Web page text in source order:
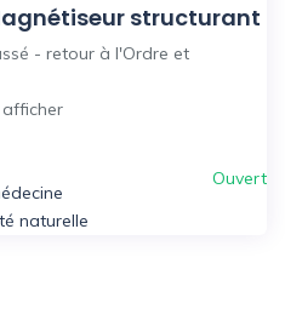
structurant
- retour à l'Ordre et
afficher
naturelle
Ouvert